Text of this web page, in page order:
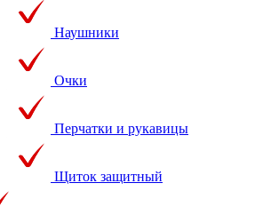
Наушники
Очки
Перчатки и рукавицы
Щиток защитный